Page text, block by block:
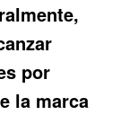
por
la marca